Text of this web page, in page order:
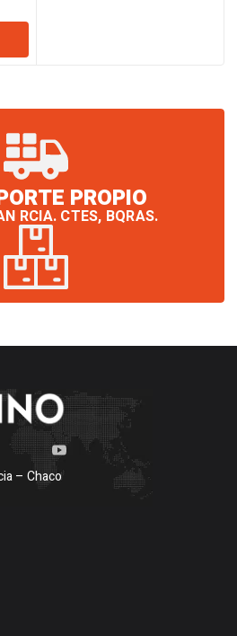
PROPIO
RCIA. CTES, BQRAS.
– Chaco